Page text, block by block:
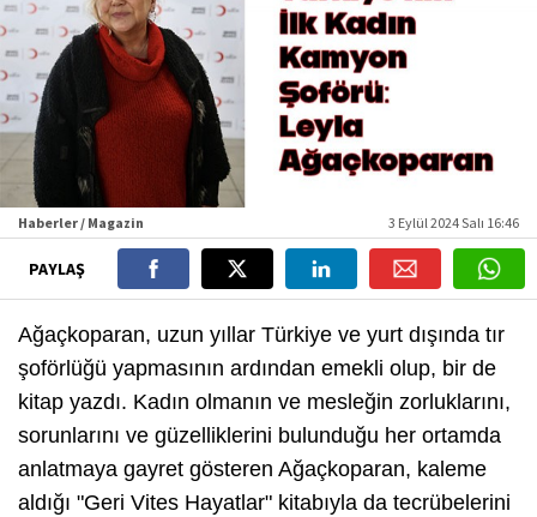
Haberler / Magazin 3 Eylül 2024 Salı 16:46
PAYLAŞ
Ağaçkoparan, uzun yıllar Türkiye ve yurt dışında tır
şoförlüğü yapmasının ardından emekli olup, bir de
kitap yazdı. Kadın olmanın ve mesleğin zorluklarını,
sorunlarını ve güzelliklerini bulunduğu her ortamda
anlatmaya gayret gösteren Ağaçkoparan, kaleme
aldığı "Geri Vites Hayatlar" kitabıyla da tecrübelerini